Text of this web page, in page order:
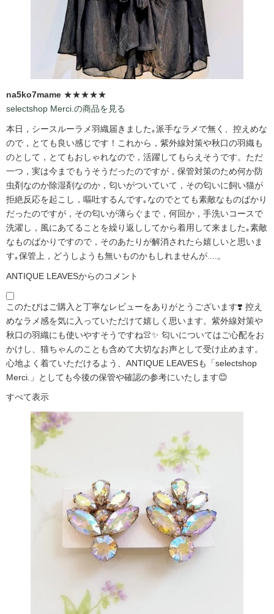
na5ko7mame ★★★★★
selectshop Merci.の商品を見る
本日，シースルーラメ羽織届きました｡派手なラメで無く、控えめな
ので，とても良い感じです！これから，紫外線対策や秋口の羽織も
のとして，とてもおしゃれなので，活躍してもらえそうです。ただ
一つ，実は今までもうそうだったのですが，保管対策のため何か防
虫剤なのか除湿剤なのか，匂いがついていて，その匂いに飼い猫が
拒絶反応を起こし，嘔吐するんです｡なのでとても素敵なものばかり
だったのですが，その匂いが薄らぐまで，何回か，手洗いコースで
洗濯し，風にあてることを繰り返ししてから着用して来ました｡素敵
なものばかりですので，そのあたりが解消されたら嬉しいと思いま
す｡保管上，どうしようも無いものかもしれませんが....。
ANTIQUE LEAVESからのコメント
このたびはご購入と丁寧なレビューをありがとうございます❣️ 控え
めなラメ感を気に入っていただけて嬉しく思います。紫外線対策や
秋口の羽織にも使いやすそうですね👚✨ 匂いについてはご心配をお
かけし、猫ちゃんのことも含めて大切なお声として受け止めます。
心地よく着ていただけるよう、ANTIQUE LEAVESも「selectshop
Merci.」としても今後の保管や確認の参考にいたします😊
すべて表示